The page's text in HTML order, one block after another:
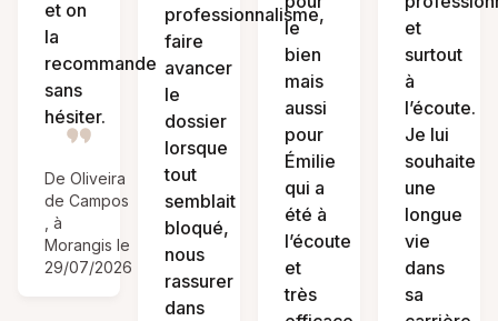
et on
la
recommande
sans
hésiter.
De Oliveira
de Campos
, à
Morangis le
29/07/2026
professionnalisme,
faire
avancer
le
dossier
lorsque
tout
semblait
bloqué,
nous
rassurer
dans
le
bien
mais
aussi
pour
Émilie
qui a
été à
l’écoute
et
très
et
surtout
à
l’écoute.
Je lui
souhaite
une
longue
vie
dans
sa